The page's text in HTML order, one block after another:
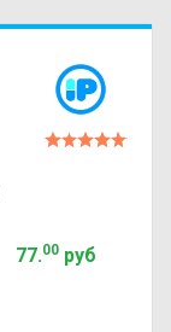
77.00руб